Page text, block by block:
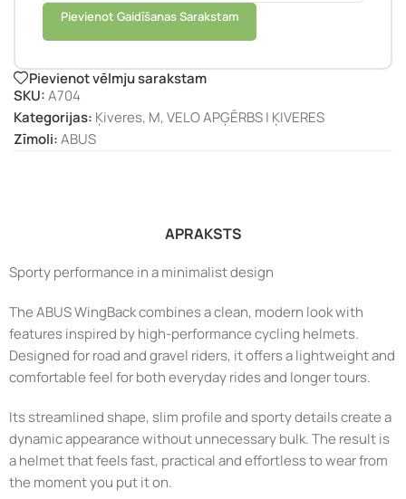
Pievienot Gaidīšanas Sarakstam
Pievienot vēlmju sarakstam
SKU:A704
Kategorijas: Ķiveres, M,VELO APĢĒRBS | ĶIVERES
Zīmoli:ABUS
APRAKSTS
Sporty performance in a minimalist design
The ABUS WingBack combines a clean, modern look with
features inspired by high-performance cycling helmets.
Designed for road and gravel riders, it offers a lightweight and
comfortable feel for both everyday rides and longer tours.
Its streamlined shape, slim profile and sporty details create a
dynamic appearance without unnecessary bulk. The result is
a helmet that feels fast, practical and effortless to wear from
the moment you put it on.